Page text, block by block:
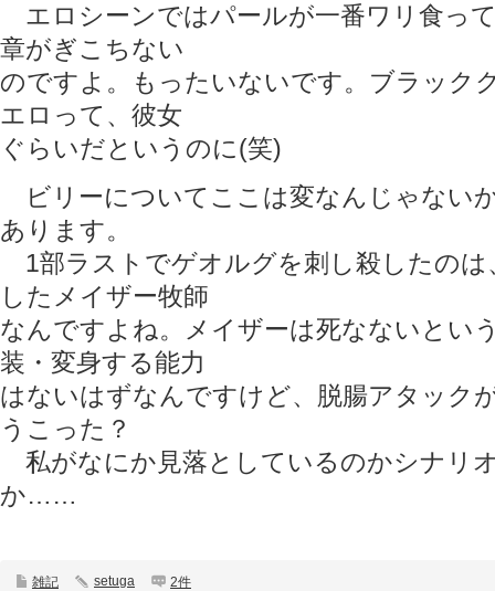
エロシーンではパールが一番ワリ食っ
章がぎこちない
のですよ。もったいないです。ブラック
エロって、彼女
ぐらいだというのに(笑)
ビリーについてここは変なんじゃない
あります。
1部ラストでゲオルグを刺し殺したのは
したメイザー牧師
なんですよね。メイザーは死なないとい
装・変身する能力
はないはずなんですけど、脱腸アタック
うこった？
私がなにか見落としているのかシナリ
か……
雑記 setuga 2件